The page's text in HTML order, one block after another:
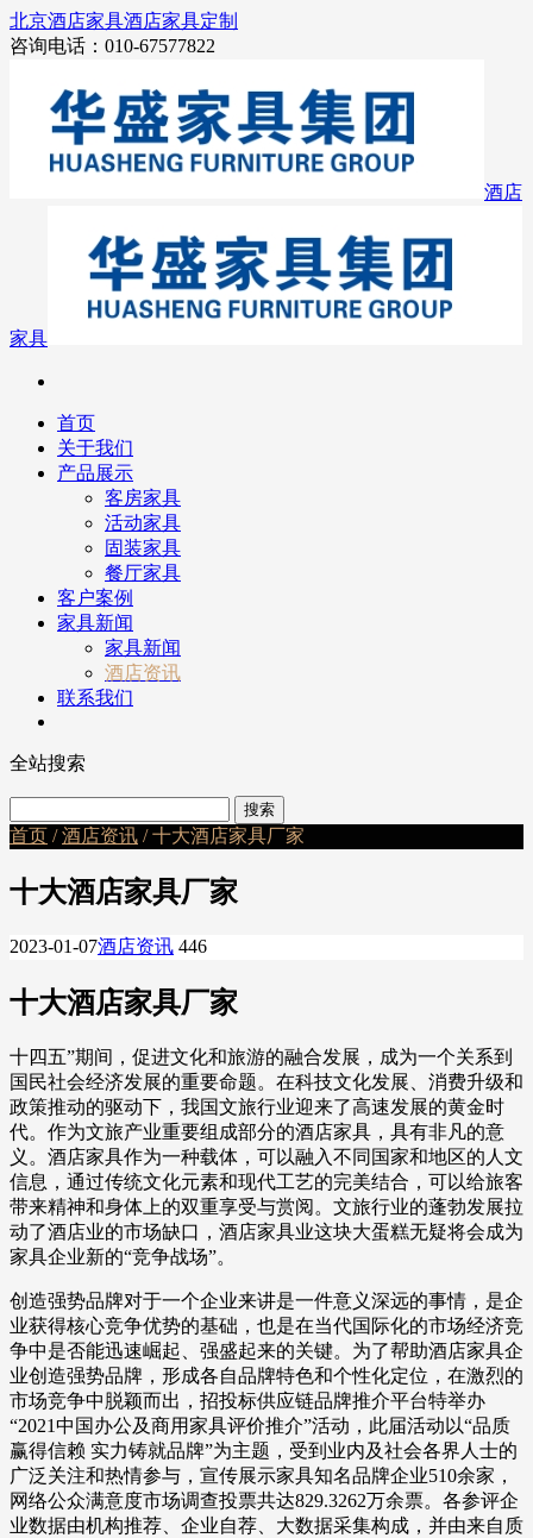
北京酒店家具酒店家具定制
咨询电话：010-67577822
酒店
家具
首页
关于我们
产品展示
客房家具
活动家具
固装家具
餐厅家具
客户案例
家具新闻
家具新闻
酒店资讯
联系我们
全站搜索
首页 /酒店资讯 / 十大酒店家具厂家
十大酒店家具厂家
2023-01-07酒店资讯 446
十大酒店家具厂家
十四五”期间，促进文化和旅游的融合发展，成为一个关系到
国民社会经济发展的重要命题。在科技文化发展、消费升级和
政策推动的驱动下，我国文旅行业迎来了高速发展的黄金时
代。作为文旅产业重要组成部分的酒店家具，具有非凡的意
义。酒店家具作为一种载体，可以融入不同国家和地区的人文
信息，通过传统文化元素和现代工艺的完美结合，可以给旅客
带来精神和身体上的双重享受与赏阅。文旅行业的蓬勃发展拉
动了酒店业的市场缺口，酒店家具业这块大蛋糕无疑将会成为
家具企业新的“竞争战场”。
创造强势品牌对于一个企业来讲是一件意义深远的事情，是企
业获得核心竞争优势的基础，也是在当代国际化的市场经济竞
争中是否能迅速崛起、强盛起来的关键。为了帮助酒店家具企
业创造强势品牌，形成各自品牌特色和个性化定位，在激烈的
市场竞争中脱颖而出，招投标供应链品牌推介平台特举办
“2021中国办公及商用家具评价推介”活动，此届活动以“品质
赢得信赖 实力铸就品牌”为主题，受到业内及社会各界人士的
广泛关注和热情参与，宣传展示家具知名品牌企业510余家，
网络公众满意度市场调查投票共达829.3262万余票。各参评企
业数据由机构推荐、企业自荐、大数据采集构成，并由来自质